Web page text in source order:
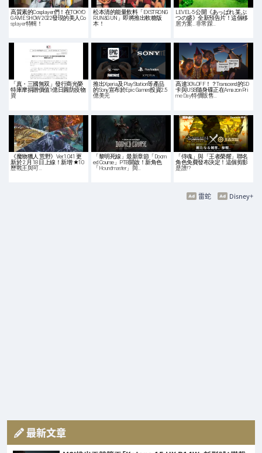
高質素的Cosplayer們！在TOKYO
GAME SHOW 2022發現的美人Co
splayer特輯！
松本清的能量飲料「EXSTRONG
RUN&GUN」即將推出軟糖版
本！
LEVEL-5 公開《あっぱれ 某ぶ
つの盛》全新預告片！這個移
居方案... 非常踩…
「真・三國無双」發行商光榮
特庫摩捐贈價值1億日圓防疫物
資
推出Xperia及PlayStation等產品
的Sony宣布於Epic Games投資2.5
億美元
高達30%OFF！？Transcend的SD
卡與USB隨身碟正在Amazon Pri
me Day特價販售…
《魔物獵人 荒野》Ver.1.041 更
新於 2 月 18 日上線！新增 ★10
歷戰王與可…
「黎明死線」最新章節「Doom
ed Course」PTB開啟！新角色
「Houndmaster」與…
「侍魂」與「王者榮耀」聯名
角色免費發布決定！這個剪影
是誰!?
Disney+
雷蛇
最新文章